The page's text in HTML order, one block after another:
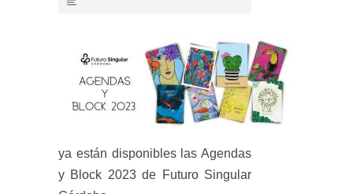
ya están disponibles las Agendas
y Block 2023 de Futuro Singular